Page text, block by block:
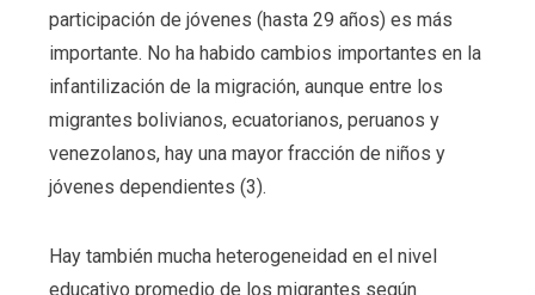
participación de jóvenes (hasta 29 años) es más
importante. No ha habido cambios importantes en la
infantilización de la migración, aunque entre los
migrantes bolivianos, ecuatorianos, peruanos y
venezolanos, hay una mayor fracción de niños y
jóvenes dependientes (3).
Hay también mucha heterogeneidad en el nivel
educativo promedio de los migrantes según